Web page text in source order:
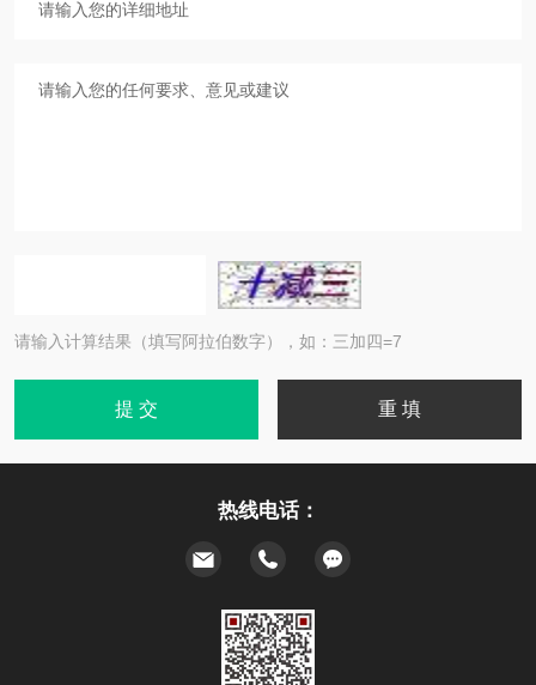
请输入计算结果（填写阿拉伯数字），如：三加四=7
热线电话：